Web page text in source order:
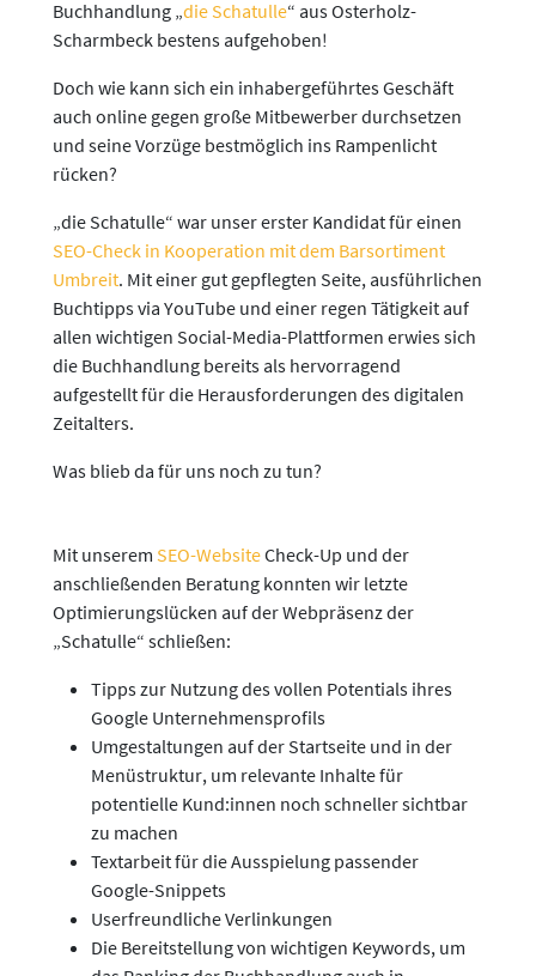
Buchhandlung „die Schatulle“ aus Osterholz-
Scharmbeck bestens aufgehoben!
Doch wie kann sich ein inhabergeführtes Geschäft
auch online gegen große Mitbewerber durchsetzen
und seine Vorzüge bestmöglich ins Rampenlicht
rücken?
„die Schatulle“ war unser erster Kandidat für einen
SEO-Check in Kooperation mit dem Barsortiment
Umbreit. Mit einer gut gepflegten Seite, ausführlichen
Buchtipps via YouTube und einer regen Tätigkeit auf
allen wichtigen Social-Media-Plattformen erwies sich
die Buchhandlung bereits als hervorragend
aufgestellt für die Herausforderungen des digitalen
Zeitalters.
Was blieb da für uns noch zu tun?
Mit unserem SEO-WebsiteCheck-Up und der
anschließenden Beratung konnten wir letzte
Optimierungslücken auf der Webpräsenz der
„Schatulle“ schließen:
Tipps zur Nutzung des vollen Potentials ihres
Google Unternehmensprofils
Umgestaltungen auf der Startseite und in der
Menüstruktur, um relevante Inhalte für
potentielle Kund:innen noch schneller sichtbar
zu machen
Textarbeit für die Ausspielung passender
Google-Snippets
Userfreundliche Verlinkungen
Die Bereitstellung von wichtigen Keywords, um